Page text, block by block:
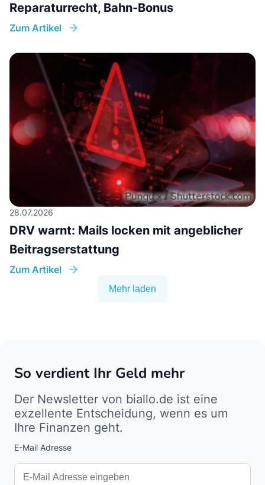
Reparaturrecht, Bahn-Bonus
Zum Artikel
28.07.2026
DRV warnt: Mails locken mit angeblicher
Beitragserstattung
Zum Artikel
Mehr laden
So verdient Ihr Geld mehr
Der Newsletter von biallo.de ist eine
exzellente Entscheidung, wenn es um
Ihre Finanzen geht.
E-Mail Adresse
Interests
Amount